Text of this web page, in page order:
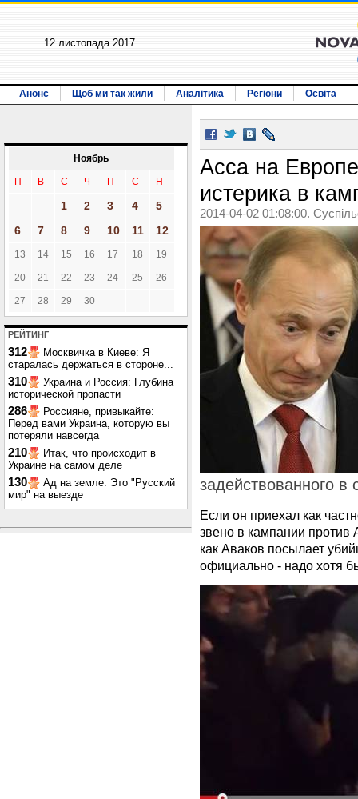
12 листопада 2017
Анонс Щоб ми так жили Аналітика Регіони Освіта
Ноябрь
П В С Ч П С Н
1 2 3 4
5
6
7 8 9 10 11 12
13 14 15 16 17 18 19
20 21 22 23 24 25 26
27 28 29 30
РЕЙТИНГ
312
Москвичка в Киеве: Я
старалась держаться в стороне...
310
Украина и Россия: Глубина
исторической пропасти
286
Россияне, привыкайте:
Перед вами Украина, которую вы
потеряли навсегда
210
Итак, что происходит в
Украине на самом деле
130
Ад на земле: Это "Русский
мир" на выезде
Асса на
истерика в
2014-04-02 01:08:00.
задействованного в
Если он приехал как
звено в кампании против
как Аваков посылает
официально - надо хотя